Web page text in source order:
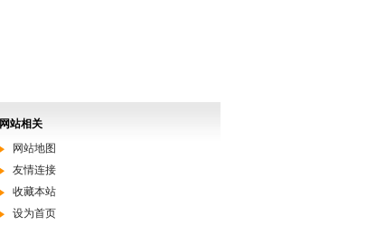
网站相关
网站地图
友情连接
收藏本站
设为首页